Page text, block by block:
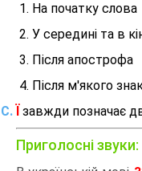
На початку слова
У середині та в
Після апострофа
Після м'якого
завжди позначає
Приголосні звуки: